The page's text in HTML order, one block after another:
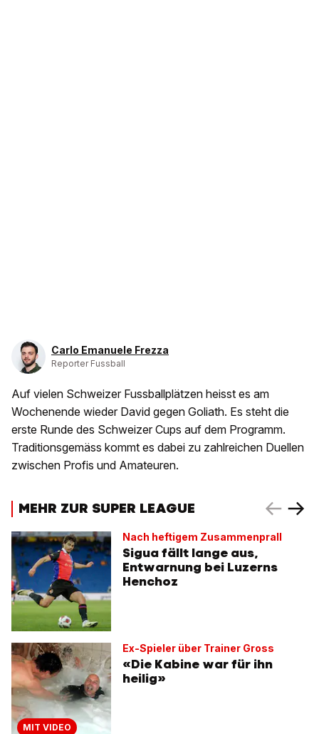
Carlo Emanuele Frezza
Reporter Fussball
Auf vielen Schweizer Fussballplätzen heisst es am
Wochenende wieder David gegen Goliath. Es steht die
erste Runde des Schweizer Cups auf dem Programm.
Traditionsgemäss kommt es dabei zu zahlreichen Duellen
zwischen Profis und Amateuren.
MEHR ZUR SUPER LEAGUE
Nach heftigem Zusammenprall
Sigua fällt lange aus,
Entwarnung bei Luzerns
Henchoz
MIT VIDEO
Ex-Spieler über Trainer Gross
«Die Kabine war für ihn
heilig»